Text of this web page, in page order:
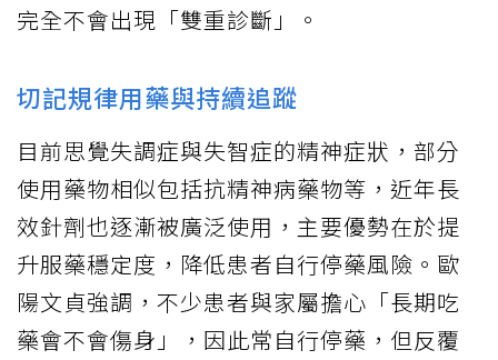
完全不會出現「雙重診斷」。
切記規律用藥與持續追蹤
目前思覺失調症與失智症的精神症狀，部分
使用藥物相似包括抗精神病藥物等，近年長
效針劑也逐漸被廣泛使用，主要優勢在於提
升服藥穩定度，降低患者自行停藥風險。歐
陽文貞強調，不少患者與家屬擔心「長期吃
藥會不會傷身」，因此常自行停藥，但反覆